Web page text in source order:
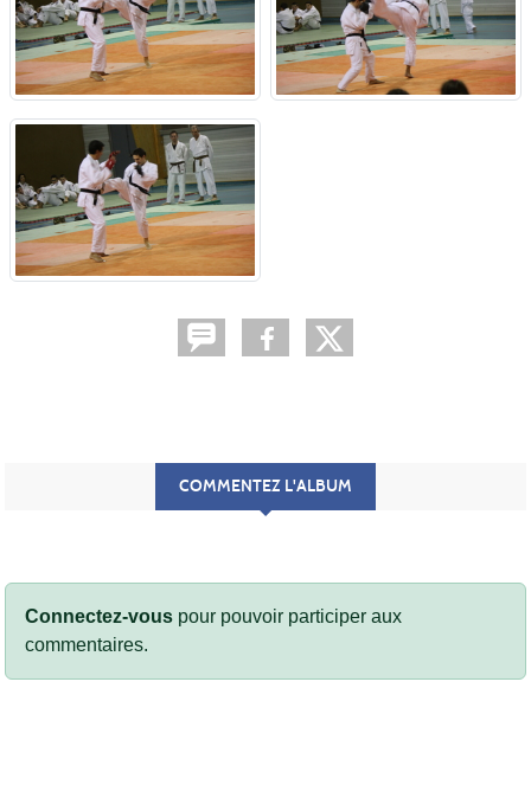
COMMENTEZ L'ALBUM
Connectez-vous pour pouvoir participer aux
commentaires.